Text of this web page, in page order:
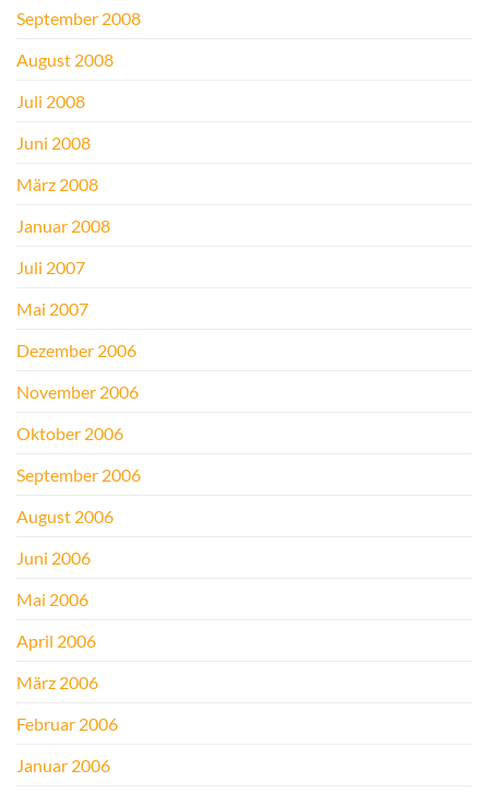
September 2008
August 2008
Juli 2008
Juni 2008
März 2008
Januar 2008
Juli 2007
Mai 2007
Dezember 2006
November 2006
Oktober 2006
September 2006
August 2006
Juni 2006
Mai 2006
April 2006
März 2006
Februar 2006
Januar 2006